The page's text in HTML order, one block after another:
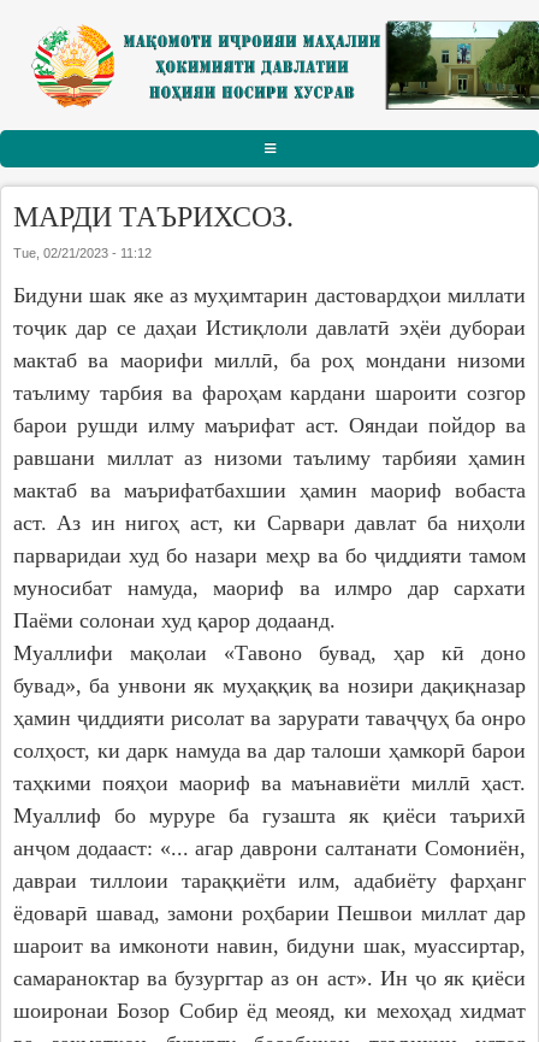
Skip to main content
АСОСӢ
РАИСИ НОҲИЯ
Тарҷумаи ҳол
Паёму табрикот
Суханрониҳо
Боздидҳо
МАҚОМОТИ ИҶРОИЯ
Дастгоҳи раиси ноҳия
Муовинони раиси ноҳия
Сохтор
Шаҳрак ва Деҳот
Таърихи ноҳияи Носири Хусрав
Иқтисодиёт
МАҚОМОТИ НАМОЯНДАГӢ
Маҷлиси вакилони халқ
САНАДҲОИ МЕЪЁРӢ-ҲУҚУҚӢ
Қарорҳои раиси ноҳия
МАРДИ ТАЪРИХСОЗ.
Tue, 02/21/2023 - 11:12
Бидуни шак яке аз муҳимтарин дастовардҳои миллати
тоҷик дар се даҳаи Истиқлоли давлатӣ эҳёи дубораи
мактаб ва маорифи миллӣ, ба роҳ мондани низоми
таълиму тарбия ва фароҳам кардани шароити созгор
барои рушди илму маърифат аст. Ояндаи пойдор ва
равшани миллат аз низоми таълиму тарбияи ҳамин
мактаб ва маърифатбахшии ҳамин маориф вобаста
аст. Аз ин нигоҳ аст, ки Сарвари давлат ба ниҳоли
парваридаи худ бо назари меҳр ва бо ҷиддияти тамом
муносибат намуда, маориф ва илмро дар сархати
Паёми солонаи худ қарор додаанд.
Муаллифи мақолаи «Тавоно бувад, ҳар кӣ доно
бувад», ба унвони як муҳаққиқ ва нозири дақиқназар
ҳамин ҷиддияти рисолат ва зарурати таваҷҷуҳ ба онро
солҳост, ки дарк намуда ва дар талоши ҳамкорӣ барои
таҳкими пояҳои маориф ва маънавиёти миллӣ ҳаст.
Муаллиф бо муруре ба гузашта як қиёси таърихӣ
анҷом додааст: «... агар даврони салтанати Сомониён,
давраи тиллоии тараққиёти илм, адабиёту фарҳанг
ёдоварӣ шавад, замони роҳбарии Пешвои миллат дар
шароит ва имконоти навин, бидуни шак, муассиртар,
самараноктар ва бузургтар аз он аст». Ин ҷо як қиёси
шоиронаи Бозор Собир ёд меояд, ки мехоҳад хидмат